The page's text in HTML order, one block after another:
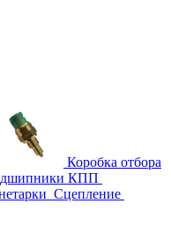
Коробка отбора
КПП
Сцепление